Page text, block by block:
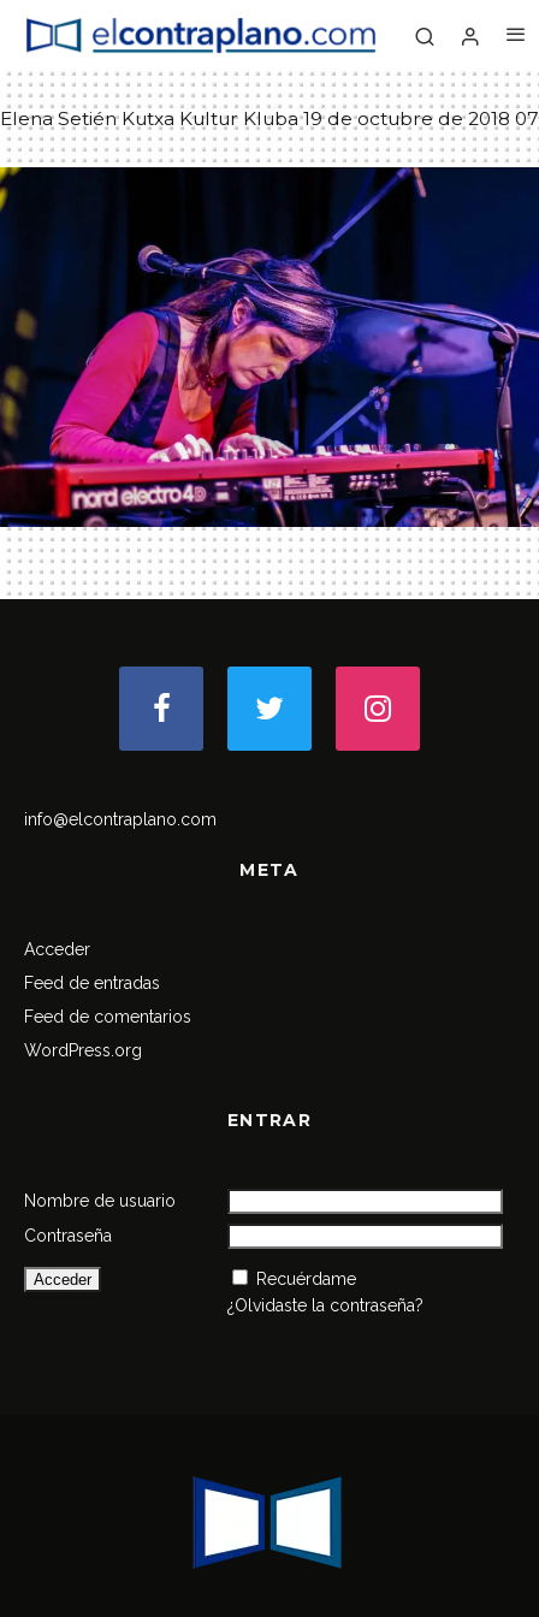
Elena Setién Kutxa Kultur Kluba 19 de octubre de 2018 07
info@elcontraplano.com
META
Acceder
Feed de entradas
Feed de comentarios
WordPress.org
ENTRAR
Nombre de usuario
Contraseña
Recuérdame
¿Olvidaste la contraseña?